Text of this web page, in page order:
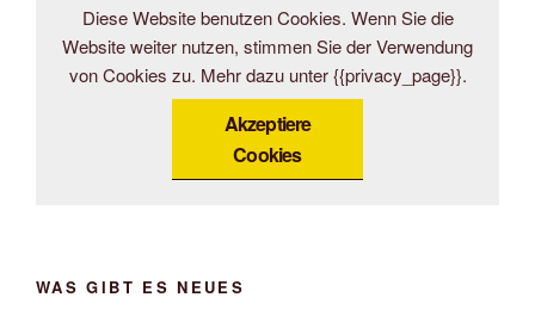
Diese Website benutzen Cookies. Wenn Sie die
Website weiter nutzen, stimmen Sie der Verwendung
von Cookies zu. Mehr dazu unter {{privacy_page}}.
Akzeptiere
Cookies
WAS GIBT ES NEUES